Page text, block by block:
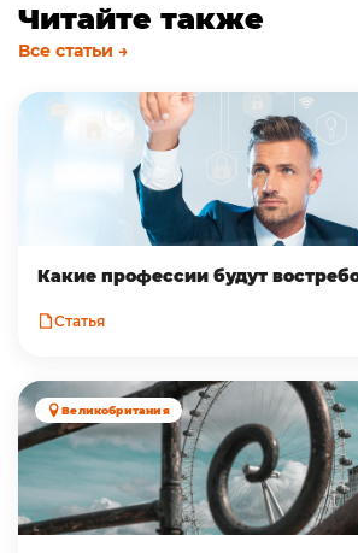
Читайте также
Все статьи →
Какие профессии будут
Статья
Великобритания